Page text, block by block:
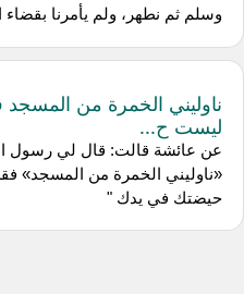
وسلم ثم نطهر، ولم يأمرنا بقضاء
ناوليني الخمرة من
ليست ح...
عن عائشة قالت: قال لي رسول
«ناوليني الخمرة من المسجد»
حيضتك في يدك "